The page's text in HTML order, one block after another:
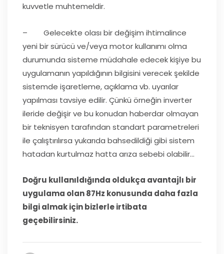
kuvvetle muhtemeldir.
– Gelecekte olası bir değişim ihtimalince
yeni bir sürücü ve/veya motor kullanımı olma
durumunda sisteme müdahale edecek kişiye bu
uygulamanın yapıldığının bilgisini verecek şekilde
sistemde işaretleme, açıklama vb. uyarılar
yapılması tavsiye edilir. Çünkü örneğin inverter
ileride değişir ve bu konudan haberdar olmayan
bir teknisyen tarafından standart parametreleri
ile çalıştırılırsa yukarıda bahsedildiği gibi sistem
hatadan kurtulmaz hatta arıza sebebi olabilir…
Doğru kullanıldığında oldukça avantajlı bir
uygulama olan 87Hz konusunda daha fazla
bilgi almak için bizlerle irtibata
geçebilirsiniz.